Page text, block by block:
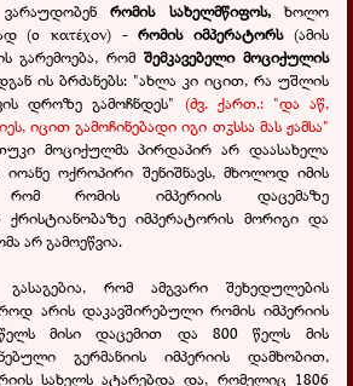
ვარაუდობენრომის სახელმწიფოს, ხოლო
(оκατέχον) -რომის იმპერატორს(ამის
გარემოება, რომ შემკავებელი მოციქულის
ის ბრძანებს: "ახლა კი იცით, რა უშლის
დროზე გამოჩნდეს" (ძვ. ქართ.: "და აწ,
იცით გამოჩინებადი იგი თჳსსა მას ჟამსა"
მოციქულმა პირდაპირ არ დაასახელა
იოანე ოქროპირი შენიშნავს, მხოლოდ იმის
რომ რომის იმპერიის დაცემაზე
ქრისტიანობაზე იმპერატორის მორიგი და
არ გამოეწვია.
რომ ამგვარი შეხედულების
არის დაკავშირებული რომის იმპერიის
წელს მისი დაცემით და 800 წელს მის
გერმანიის იმპერიის დამხობით,
სახელს ატარებდა და, რომელიც 1806